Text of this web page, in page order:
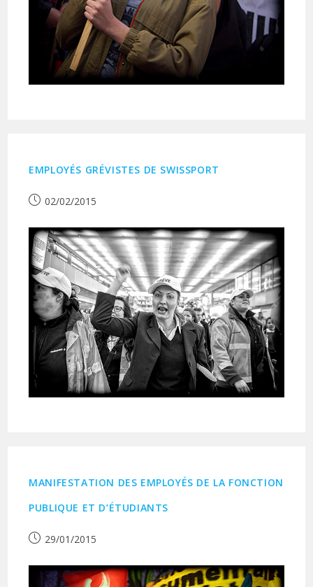
EMPLOYÉS GRÉVISTES DE SWISSPORT
Publication
02/02/2015
MANIFESTATION DES EMPLOYÉS DE LA FONCTION
PUBLIQUE ET D’ÉTUDIANTS
Publication
29/01/2015